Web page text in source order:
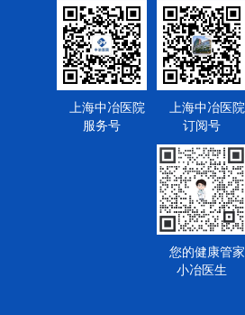
上海中冶医院
服务号
上海中冶医院
订阅号
您的健康管家
小冶医生